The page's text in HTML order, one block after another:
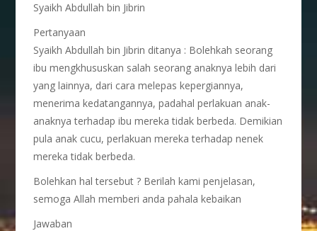
Syaikh Abdullah bin Jibrin
Pertanyaan
Syaikh Abdullah bin Jibrin ditanya : Bolehkah seorang
ibu mengkhususkan salah seorang anaknya lebih dari
yang lainnya, dari cara melepas kepergiannya,
menerima kedatangannya, padahal perlakuan anak-
anaknya terhadap ibu mereka tidak berbeda. Demikian
pula anak cucu, perlakuan mereka terhadap nenek
mereka tidak berbeda.
Bolehkan hal tersebut ? Berilah kami penjelasan,
semoga Allah memberi anda pahala kebaikan
Jawaban